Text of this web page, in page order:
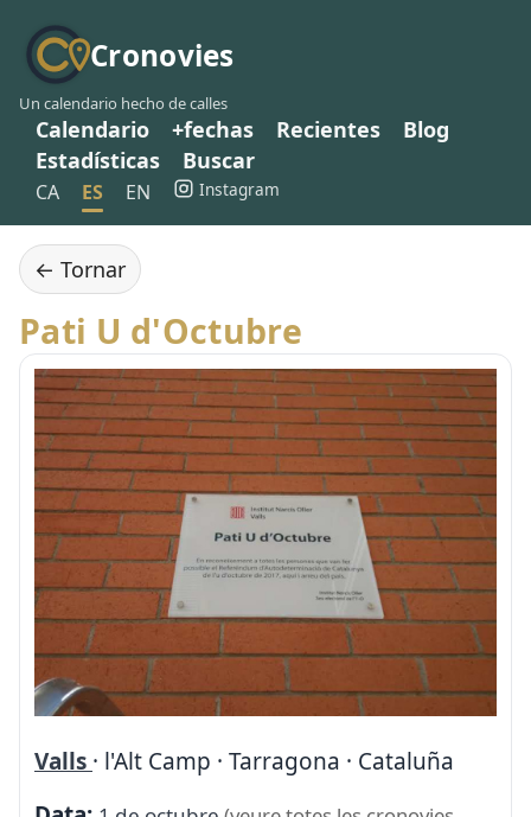
Cronovies
Un calendario hecho de calles
Calendario +fechas Recientes
Blog
Estadísticas
Buscar
CA ES EN Instagram
← Tornar
Pati U d'Octubre
Valls · l'Alt Camp · Tarragona · Cataluña